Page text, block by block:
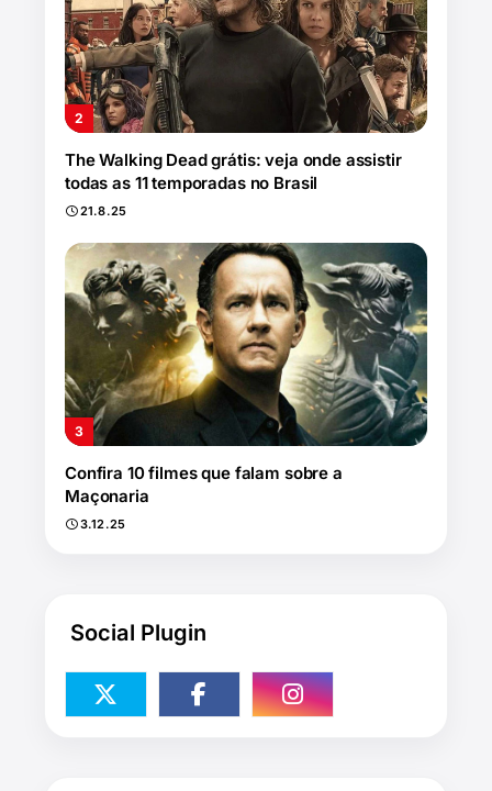
The Walking Dead grátis: veja onde assistir
todas as 11 temporadas no Brasil
21.8.25
Confira 10 filmes que falam sobre a
Maçonaria
3.12.25
Social Plugin